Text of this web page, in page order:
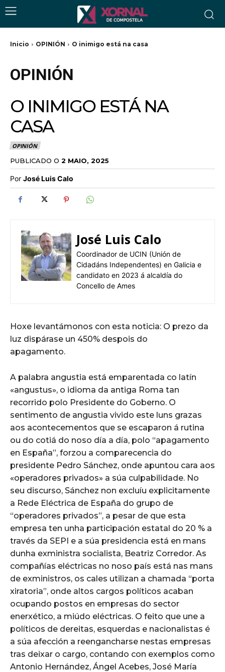
Inicio OPINIÓN O inimigo está na casa
OPINIÓN
O INIMIGO ESTÁ NA
CASA
OPINIÓN
PUBLICADO O 2 MAIO, 2025
Por José Luis Calo
José Luis Calo
Coordinador de UCIN (Unión de
Cidadáns Independentes) en Galicia e
candidato en 2023 á alcaldía do
Concello de Ames
Hoxe levantámonos con esta noticia: O prezo da
luz dispárase un 450% despois do
apagamento.
A palabra angustia está emparentada co latín
«angustus», o idioma da antiga Roma tan
recorrido polo Presidente do Goberno. O
sentimento de angustia vivido este luns grazas
aos acontecementos que se escaparon á rutina
ou do cotiá do noso día a día, polo “apagamento
en España”, forzou a comparecencia do
presidente Pedro Sánchez, onde apuntou cara aos
«operadores privados» a súa culpabilidade. No
seu discurso, Sánchez non excluíu explicitamente
a Rede Eléctrica de España do grupo de
“operadores privados”, a pesar de que esta
empresa ten unha participación estatal do 20 % a
través da SEPI e a súa presidencia está en mans
dunha exministra socialista, Beatriz Corredor. As
compañías eléctricas no noso país está nas mans
de exministros, os cales utilizan a chamada “porta
xiratoria”, onde altos cargos políticos acaban
ocupando postos en empresas do sector
enerxético, a miúdo eléctricas. O feito que une a
políticos de dereitas, esquerdas e nacionalistas é
a súa afección a reengancharse nestas empresas
tras deixar o cargo, contando con exemplos como
Antonio Hernández, Ángel Acebes, José María